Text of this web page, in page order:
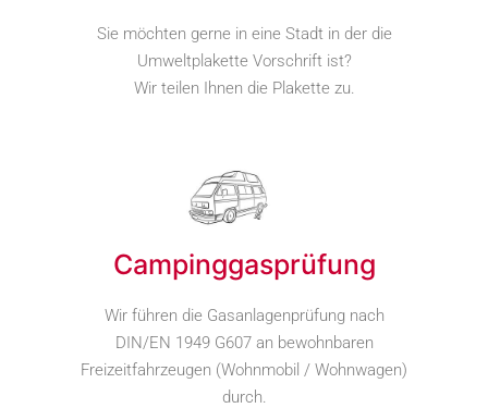
Sie möchten gerne in eine Stadt in der die
Umweltplakette Vorschrift ist?
Wir teilen Ihnen die Plakette zu.
Campinggasprüfung
Wir führen die Gasanlagenprüfung nach
DIN/EN 1949 G607 an bewohnbaren
Freizeitfahrzeugen (Wohnmobil / Wohnwagen)
durch.